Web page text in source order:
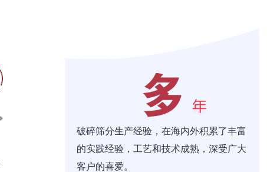
破碎筛分生产经验，在海内外积累了丰富
的实践经验，工艺和技术成熟，深受广大
客户的喜爱。